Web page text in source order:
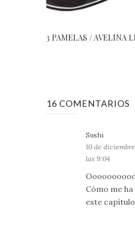
3 PAMELAS / AVELINA
16 COMENTARIOS
Sushi
10 de
las 9:04
Cómo me
este